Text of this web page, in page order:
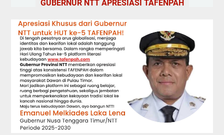
GUBERNUR NTT APRESIASI TAFENPAH